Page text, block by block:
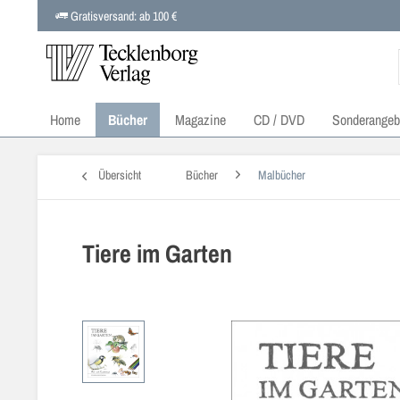
Gratisversand: ab 100 €
Home Bücher Magazine CD / DVD
Übersicht Bücher Malbücher
Tiere im Garten